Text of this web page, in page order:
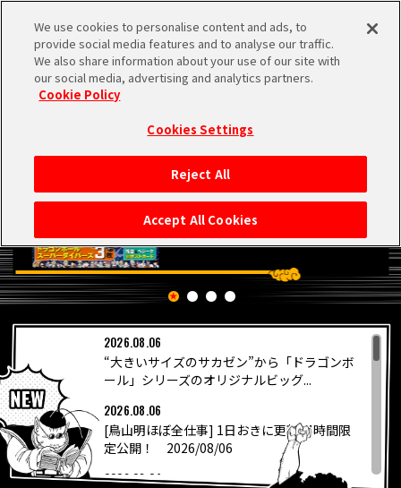
MEN
HOME
NEWS
RANKING
MOVIE
COLUMNS
ABOUT
PICKUP
2026.08.06
“大きいサイズのサカゼン”から「ドラゴンボ
ール」シリーズのオリジナルビッグ...
2026.08.06
[鳥山明ほぼ全仕事] 1日おきに更新24時間限
定公開！ 2026/08/06
2026.08.04
We use cookies to personalise content and ads, to
provide social media features and to analyse our traffic.
We also share information about your use of our site with
our social media, advertising and analytics partners.
Cookie Policy
Cookies Settings
Reject All
Accept All Cookies